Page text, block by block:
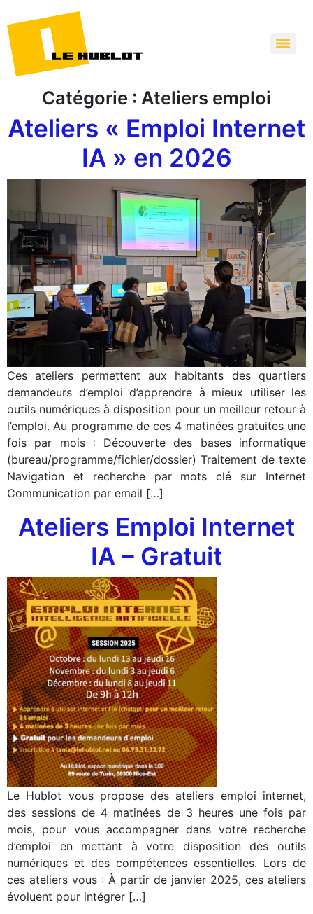
Catégorie : Ateliers emploi
Ateliers « Emploi Internet
IA » en 2026
Ces ateliers permettent aux habitants des quartiers
demandeurs d’emploi d’apprendre à mieux utiliser les
outils numériques à disposition pour un meilleur retour à
l’emploi. Au programme de ces 4 matinées gratuites une
fois par mois : Découverte des bases informatique
(bureau/programme/fichier/dossier) Traitement de texte
Navigation et recherche par mots clé sur Internet
Communication par email […]
Ateliers Emploi Internet
IA – Gratuit
Le Hublot vous propose des ateliers emploi internet,
des sessions de 4 matinées de 3 heures une fois par
mois, pour vous accompagner dans votre recherche
d’emploi en mettant à votre disposition des outils
numériques et des compétences essentielles. Lors de
ces ateliers vous : À partir de janvier 2025, ces ateliers
évoluent pour intégrer […]